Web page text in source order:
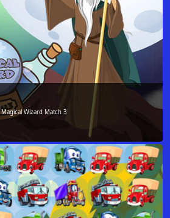
Magical Wizard Match 3